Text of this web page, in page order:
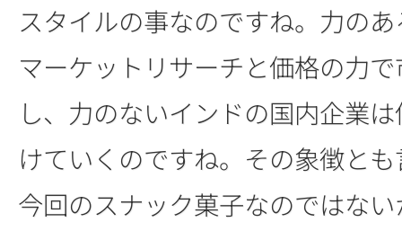
スタイルの事なのですね。力の
マーケットリサーチと価格の力
し、力のないインドの国内企業
けていくのですね。その象徴と
今回のスナック菓子なのではな